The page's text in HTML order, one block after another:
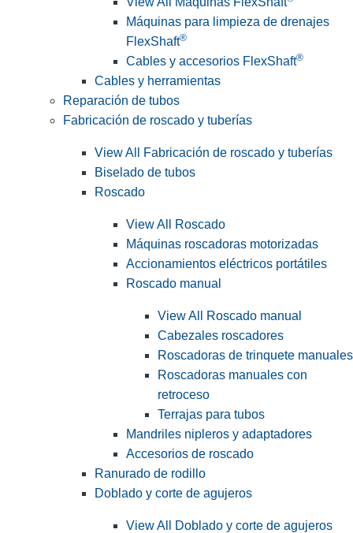
Máquinas para limpieza de drenajes
FlexShaft®
Cables y accesorios FlexShaft®
Cables y herramientas
Reparación de tubos
Fabricación de roscado y tuberías
View All Fabricación de roscado y tuberías
Biselado de tubos
Roscado
View All Roscado
Máquinas roscadoras motorizadas
Accionamientos eléctricos portátiles
Roscado manual
View All Roscado manual
Cabezales roscadores
Roscadoras de trinquete manuales
Roscadoras manuales con
retroceso
Terrajas para tubos
Mandriles nipleros y adaptadores
Accesorios de roscado
Ranurado de rodillo
Doblado y corte de agujeros
View All Doblado y corte de agujeros